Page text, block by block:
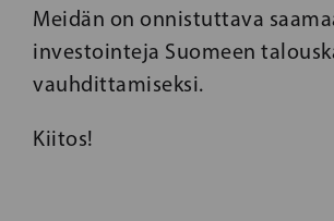
Meidän on onnistuttava
investointeja Suomeen
vauhdittamiseksi.
Kiitos!